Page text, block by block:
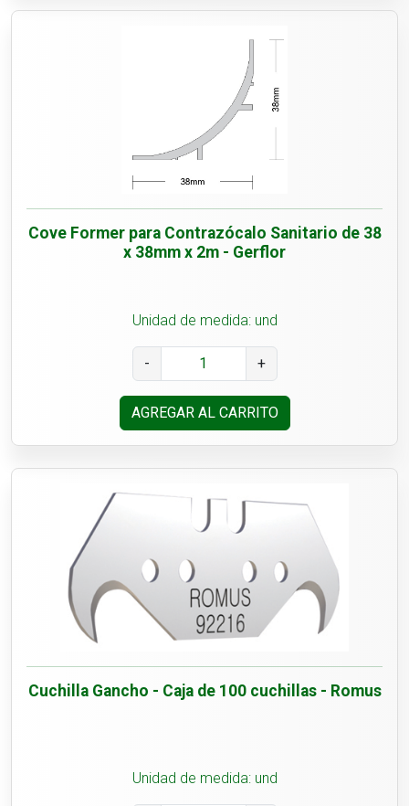
Cove Former para Contrazócalo Sanitario de 38
x 38mm x 2m - Gerflor
Unidad de medida: und
- +
AGREGAR AL CARRITO
Cuchilla Gancho - Caja de 100 cuchillas - Romus
Unidad de medida: und